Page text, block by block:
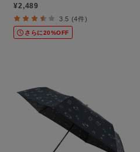
¥2,489
3.5 (4件)
さらに20%OFF